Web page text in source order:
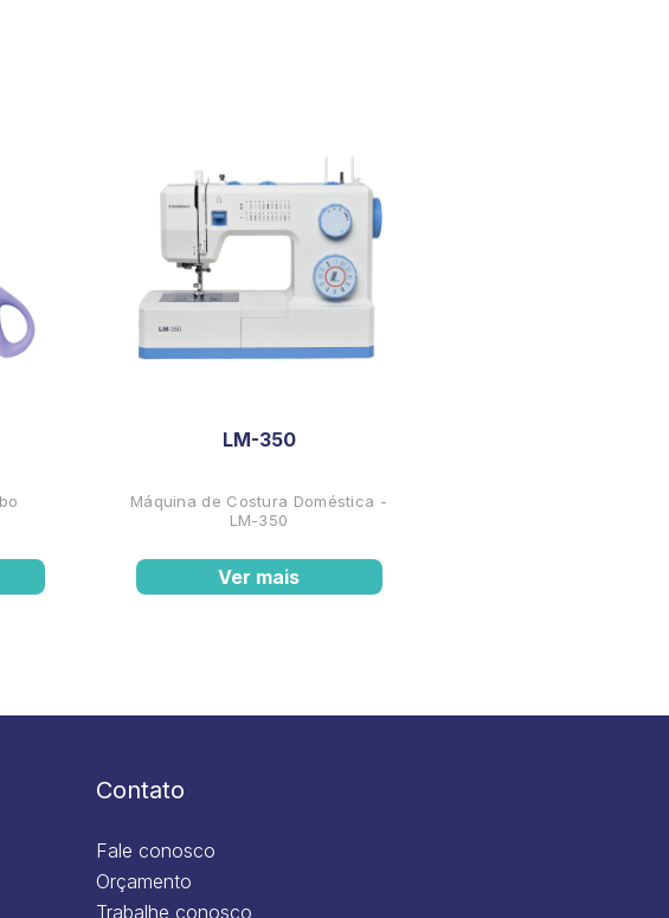
LM-350
Máquina de Costura Doméstica -
LM-350
Ver mais
Contato
Fale conosco
Orçamento
Trabalhe conosco